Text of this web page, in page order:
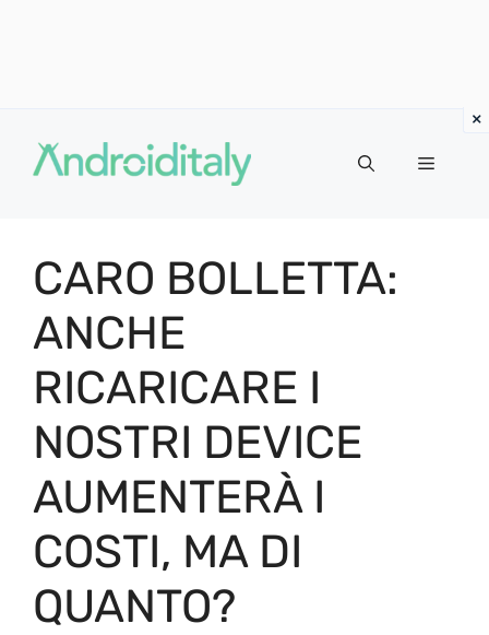
contenuto
MENU
CARO BOLLETTA:
ANCHE
RICARICARE I
NOSTRI DEVICE
AUMENTERÀ I
COSTI, MA DI
QUANTO?